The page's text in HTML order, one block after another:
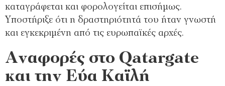
καταγράφεται και φορολογείται επισήμως.
Υποστήριξε ότι η δραστηριότητά του ήταν γνωστή
και εγκεκριμένη από τις ευρωπαϊκές αρχές.
Αναφορές στο Qatargate
και την Εύα Καϊλή